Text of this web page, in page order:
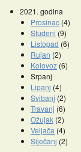
2021. godina
Prosinac (4)
Studeni (9)
Listopad (6)
Rujan (2)
Kolovoz (6)
Srpanj
Lipanj (4)
Svibanj (2)
Travanj (6)
Ožujak (2)
Veljača (4)
Siječanj (2)